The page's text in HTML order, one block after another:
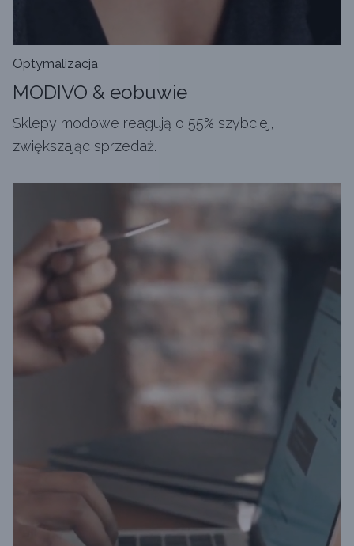
Optymalizacja
MODIVO & eobuwie
Sklepy modowe reagują o 55% szybciej,
zwiększając sprzedaż.